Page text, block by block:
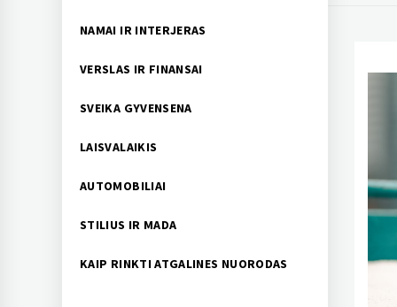
NAMAI IR INTERJERAS
VERSLAS IR FINANSAI
SVEIKA GYVENSENA
LAISVALAIKIS
AUTOMOBILIAI
STILIUS IR MADA
KAIP RINKTI ATGALINES NUORODAS